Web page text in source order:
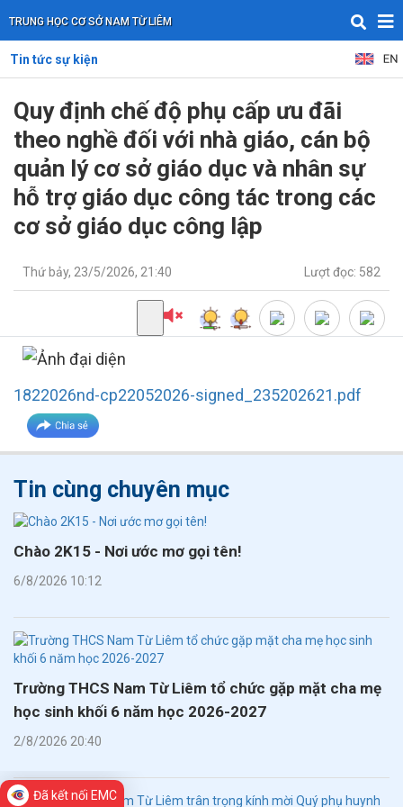
TRUNG HỌC CƠ SỞ NAM TỪ LIÊM
Tin tức sự kiện
Quy định chế độ phụ cấp ưu đãi
theo nghề đối với nhà giáo, cán bộ
quản lý cơ sở giáo dục và nhân sự
hỗ trợ giáo dục công tác trong các
cơ sở giáo dục công lập
Thứ bảy, 23/5/2026, 21:40 Lượt đọc: 582
1822026nd-cp22052026-signed_235202621.pdf
Tin cùng chuyên mục
Chào 2K15 - Nơi ước mơ gọi tên!
6/8/2026 10:12
Trường THCS Nam Từ Liêm tổ chức gặp mặt cha mẹ
học sinh khối 6 năm học 2026-2027
2/8/2026 20:40
Đã kết nối EMC